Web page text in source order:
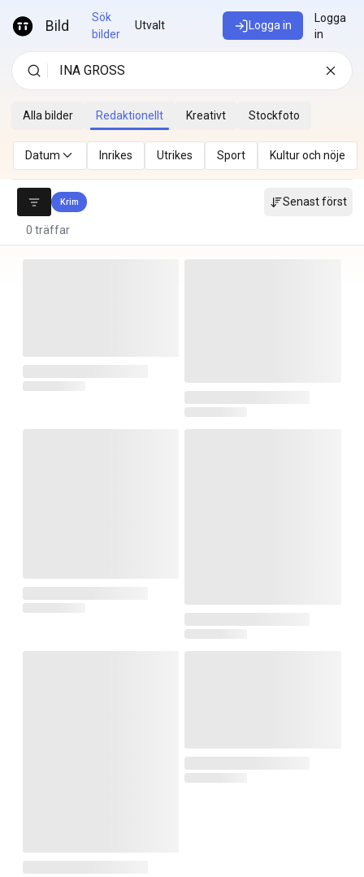
Bild
Sök
bilder
Utvalt Logga in
Logga
in
Alla bilder Redaktionellt Kreativt Stockfoto
Datum Inrikes Utrikes Sport Kultur och nöje
Krim Senast först
0 träffar